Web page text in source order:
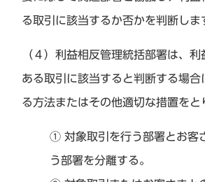
る取引に該当するか否かを判断しま
（４）利益相反管理統括部署は、
ある取引に該当すると判断する場合
る方法またはその他適切な措置をと
① 対象取引を行う部署とお客
う部署を分離する。